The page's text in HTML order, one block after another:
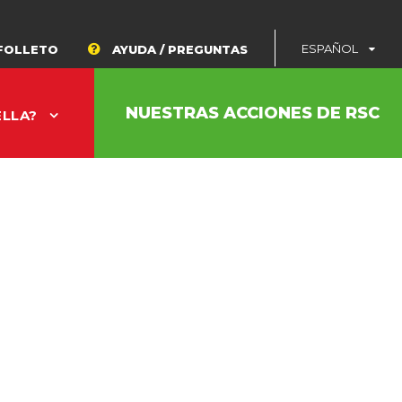
AYUDA / PREGUNTAS ESPAÑOL
NUESTRAS ACCIONES DE RSC